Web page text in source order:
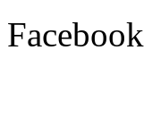
Facebook